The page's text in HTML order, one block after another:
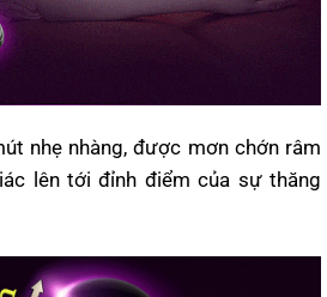
nhẹ nhàng, được mơn chớn râm
lên tới đỉnh điểm của sự thăng